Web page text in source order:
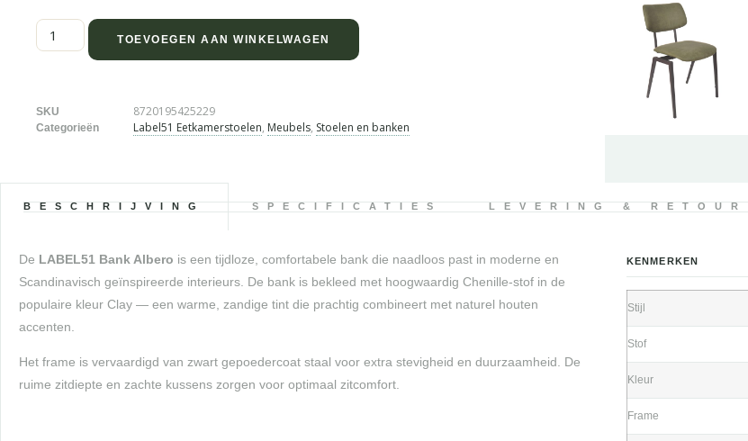
TOEVOEGEN AAN WINKELWAGEN
SKU 8720195425229
Categorieën Label51 Eetkamerstoelen, Meubels, Stoelen en banken
BESCHRIJVING SPECIFICATIES LEVERING & RETOUR
De LABEL51 Bank Albero is een tijdloze, comfortabele bank die naadloos past in moderne en
Scandinavisch geïnspireerde interieurs. De bank is bekleed met hoogwaardig Chenille-stof in de
populaire kleur Clay — een warme, zandige tint die prachtig combineert met naturel houten
accenten.
Het frame is vervaardigd van zwart gepoedercoat staal voor extra stevigheid en duurzaamheid. De
ruime zitdiepte en zachte kussens zorgen voor optimaal zitcomfort.
KENMERKEN
Stijl
Stof
Kleur
Frame